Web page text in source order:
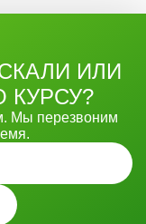
ИЛИ
КУРСУ?
Мы перезвоним